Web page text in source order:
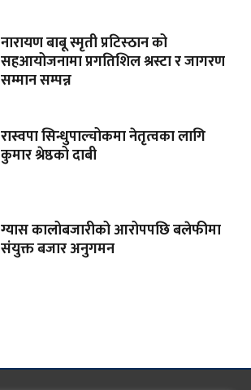
नारायण बाबू स्मृती प्रटिस्ठान को
सहआयोजनामा प्रगतिशिल श्रस्टा र जागरण
सम्मान सम्पन्न
रास्वपा सिन्धुपाल्चोकमा नेतृत्वका लागि
कुमार श्रेष्ठको दाबी
ग्यास कालोबजारीको आरोपपछि बलेफीमा
संयुक्त बजार अनुगमन